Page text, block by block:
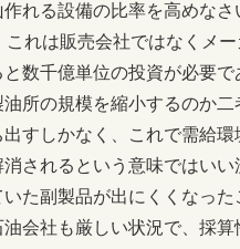
れる設備の比率を高めな
れは販売会社ではなくメ
数千億単位の投資が必要
所の規模を縮小するのか
すしかなく、これで需給
されるという意味ではい
いた副製品が出にくくなっ
会社も厳しい状況で、採